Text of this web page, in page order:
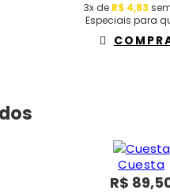
3x de R$ 4,83
Especiais para
Cuesta
R$